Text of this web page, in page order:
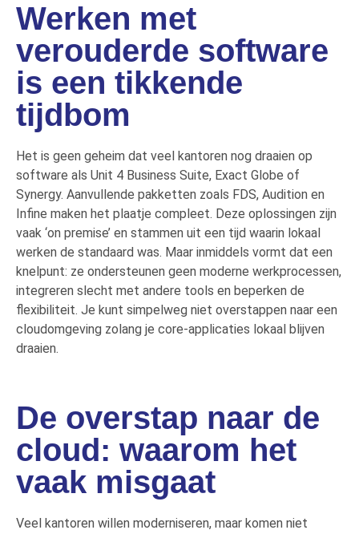
Werken met
verouderde software
is een tikkende
tijdbom
Het is geen geheim dat veel kantoren nog draaien op
software als Unit 4 Business Suite, Exact Globe of
Synergy. Aanvullende pakketten zoals FDS, Audition en
Infine maken het plaatje compleet. Deze oplossingen zijn
vaak ‘on premise’ en stammen uit een tijd waarin lokaal
werken de standaard was. Maar inmiddels vormt dat een
knelpunt: ze ondersteunen geen moderne werkprocessen,
integreren slecht met andere tools en beperken de
flexibiliteit. Je kunt simpelweg niet overstappen naar een
cloudomgeving zolang je core-applicaties lokaal blijven
draaien.
De overstap naar de
cloud: waarom het
vaak misgaat
Veel kantoren willen moderniseren, maar komen niet